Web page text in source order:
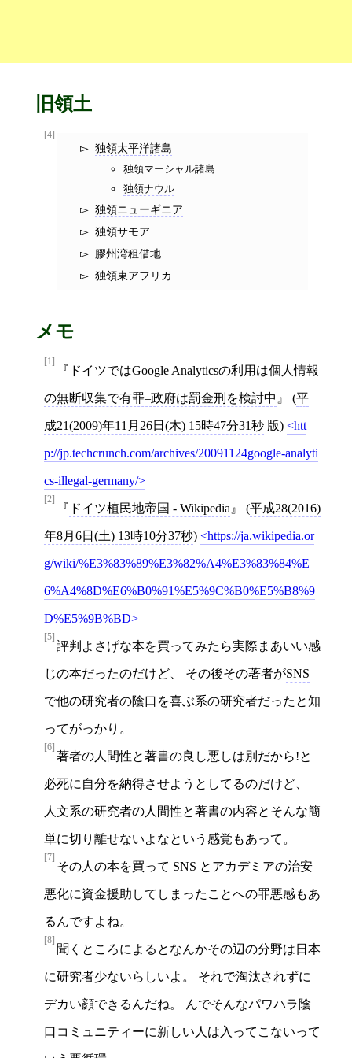
旧領土
[4]
独領太平洋諸島
独領マーシャル諸島
独領ナウル
独領ニューギニア
独領サモア
膠州湾租借地
独領東アフリカ
メモ
[1]
ドイツではGoogle Analyticsの利用は個人情報
の無断収集で有罪–政府は罰金刑を検討中 (平
成21(2009)年11月26日(木) 15時47分31秒 版) htt
p://jp.techcrunch.com/archives/20091124google-analyti
cs-illegal-germany/
[2]
ドイツ植民地帝国 - Wikipedia (平成28(2016)
年8月6日(土) 13時10分37秒) https://ja.wikipedia.or
g/wiki/%E3%83%89%E3%82%A4%E3%83%84%E
6%A4%8D%E6%B0%91%E5%9C%B0%E5%B8%9
D%E5%9B%BD
[5]
評判よさげな本を買ってみたら実際まあいい感
じの本だったのだけど、 その後その著者がSNS
で他の研究者の陰口を喜ぶ系の研究者だったと知
ってがっかり。
[6]
著者の人間性と著書の良し悪しは別だから!と
必死に自分を納得させようとしてるのだけど、
人文系の研究者の人間性と著書の内容とそんな簡
単に切り離せないよなという感覚もあって。
[7]
その人の本を買って SNS と アカデミアの治安
悪化に資金援助してしまったことへの罪悪感もあ
るんですよね。
[8]
聞くところによるとなんかその辺の分野は日本
に研究者少ないらしいよ。 それで淘汰されずに
デカい顔できるんだね。 んでそんなパワハラ陰
口コミュニティーに新しい人は入ってこないって